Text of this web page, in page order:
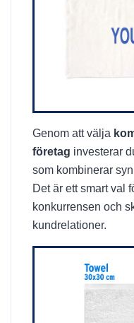
Genom att välja
företag investerar
som kombinerar
Det är ett smart val
konkurrensen och
kundrelationer.